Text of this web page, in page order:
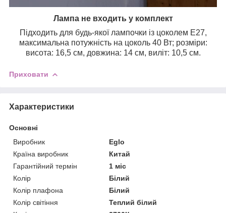
Лампа не входить у комплект
Підходить для будь-якої лампочки із цоколем Е27,
максимальна потужність на цоколь 40 Вт; розміри:
висота: 16,5 см, довжина: 14 см, виліт: 10,5 см.
Приховати
Характеристики
Основні
Виробник
Eglo
Країна виробник
Китай
Гарантійний термін
1 міс
Колір
Білий
Колір плафона
Білий
Колір світіння
Теплий білий